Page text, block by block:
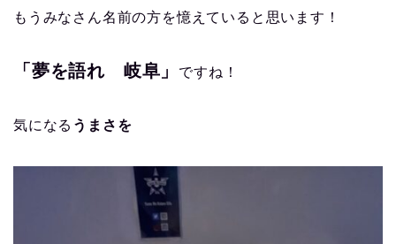
もうみなさん名前の方を憶えていると思います！
「夢を語れ 岐阜」 ですね！
気になる うまさを